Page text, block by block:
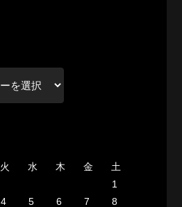
火 水 木 金
土
1
4 5 6 7
8